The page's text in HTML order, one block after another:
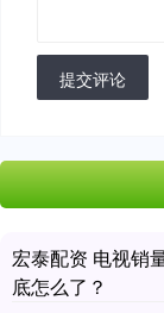
提交评论
宏泰配资 电视销
底怎么了？